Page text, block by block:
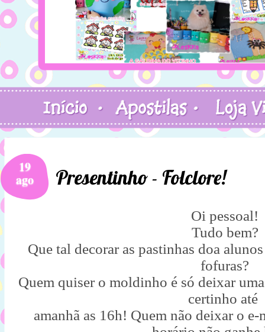
19
ago Presentinho - Folclore!
Oi pessoal!
Tudo bem?
Que tal decorar as pastinhas doa
fofuras?
Quem quiser o moldinho é só deixar
certinho até
amanhã as 16h! Quem não deixar o